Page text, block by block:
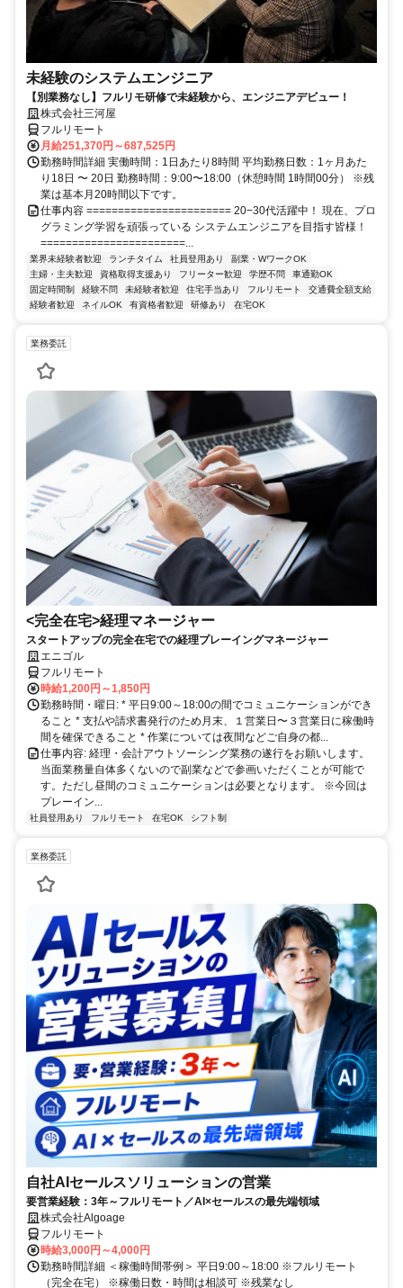
未経験のシステムエンジニア
【別業務なし】フルリモ研修で未経験から、エンジニアデビュー！
株式会社三河屋
フルリモート
月給251,370円～687,525円
勤務時間詳細 実働時間：1日あたり8時間 平均勤務日数：1ヶ月あた
り18日 〜 20日 勤務時間：9:00〜18:00（休憩時間 1時間00分） ※残
業は基本月20時間以下です。
仕事内容 ======================= 20−30代活躍中！ 現在、プロ
グラミング学習を頑張っている システムエンジニアを目指す皆様！
=======================...
業界未経験者歓迎 ランチタイム 社員登用あり
副業・WワークOK
主婦・主夫歓迎
資格取得支援あり フリーター歓迎 学歴不問
車通勤OK
固定時間制
経験不問 未経験者歓迎 住宅手当あり フルリモート
交通費全額支給
経験者歓迎
ネイルOK 有資格者歓迎 研修あり 在宅OK
業務委託
<完全在宅>経理マネージャー
スタートアップの完全在宅での経理プレーイングマネージャー
エニゴル
フルリモート
時給1,200円～1,850円
勤務時間・曜日: * 平日9:00～18:00の間でコミュニケーションができ
ること * 支払や請求書発行のため月末、１営業日〜３営業日に稼働時
間を確保できること * 作業については夜間などご自身の都...
仕事内容: 経理・会計アウトソーシング業務の遂行をお願いします。
当面業務量自体多くないので副業などで参画いただくことが可能で
す。ただし昼間のコミュニケーションは必要となります。 ※今回は
プレーイン...
社員登用あり フルリモート 在宅OK シフト制
業務委託
自社AIセールスソリューションの営業
要営業経験：3年～フルリモート／AI×セールスの最先端領域
株式会社Algoage
フルリモート
時給3,000円～4,000円
勤務時間詳細 ＜稼働時間帯例＞ 平日9:00～18:00 ※フルリモート
（完全在宅） ※稼働日数・時間は相談可 ※残業なし